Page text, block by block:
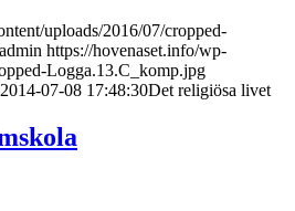
uploads/2016/07/cropped-
admin https://hovenaset.info/wp-
Logga.13.C_komp.jpg
2014-07-08 17:48:30Det religiösa livet